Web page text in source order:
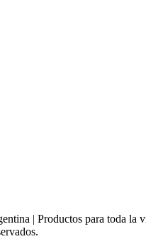
| Productos para toda la